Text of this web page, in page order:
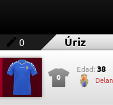
0 Úriz
0
Edad: 38